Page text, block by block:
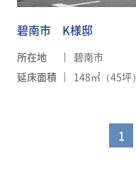
碧南市 K様邸
所在地
碧南市
延床面積
148㎡（45坪）
1